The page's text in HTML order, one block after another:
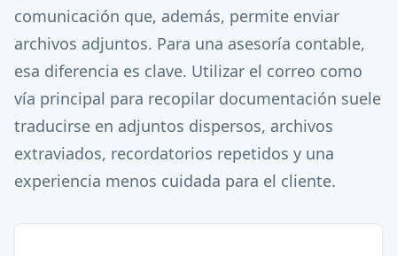
comunicación que, además, permite enviar
archivos adjuntos. Para una asesoría contable,
esa diferencia es clave. Utilizar el correo como
vía principal para recopilar documentación suele
traducirse en adjuntos dispersos, archivos
extraviados, recordatorios repetidos y una
experiencia menos cuidada para el cliente.